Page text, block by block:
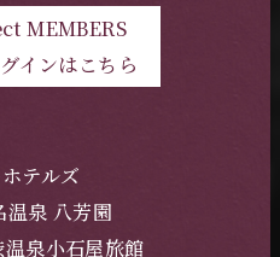
MEMBERS
インはこちら
テルズ
温泉 八芳園
温泉小石屋旅館